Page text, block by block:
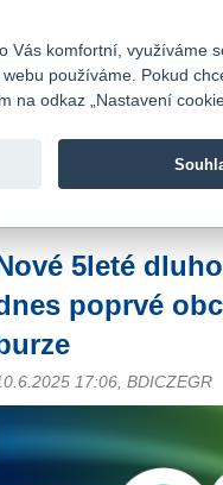
Fio banka
5leté
poprvé
17:06, BDICZEGR
Vás komfortní, využíváme
používáme. Pokud
na odkaz „Nastavení